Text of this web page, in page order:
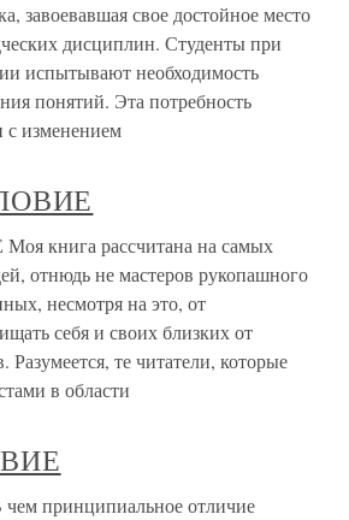
завоевавшая свое достойное место
дисциплин. Студенты при
испытывают необходимость
понятий. Эта потребность
с изменением
книга рассчитана на самых
отнюдь не мастеров рукопашного
несмотря на это, от
себя и своих близких от
те читатели, которые
в области
принципиальное отличие